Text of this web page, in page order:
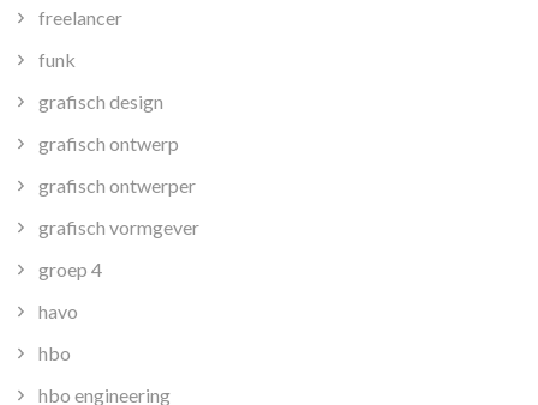
freelancer
funk
grafisch design
grafisch ontwerp
grafisch ontwerper
grafisch vormgever
groep 4
havo
hbo
hbo engineering